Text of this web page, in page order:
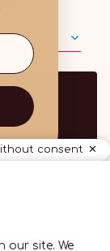
consent
our site. We
par